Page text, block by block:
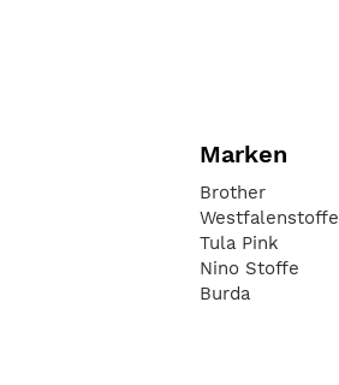
Marken
Brother
Westfalenstoffe
Tula Pink
Nino Stoffe
Burda